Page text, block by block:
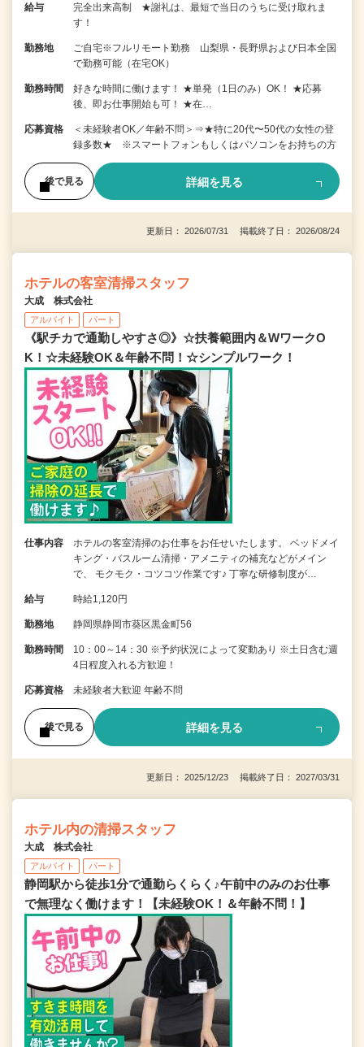
給与
完全出来高制 ★謝礼は、最短で当日のうちに受け取れま
す！
勤務地
ご自宅※フルリモート勤務 山梨県・長野県および日本全国
で勤務可能（在宅OK）
勤務時間
好きな時間に働けます！ ★単発（1日のみ）OK！ ★応募
後、即お仕事開始も可！ ★在…
応募資格
＜未経験者OK／年齢不問＞⇒★特に20代〜50代の女性の登
録多数★ ※スマートフォンもしくはパソコンをお持ちの方
後で見る 詳細を見る
更新日： 2026/07/31 掲載終了日： 2026/08/24
ホテルの客室清掃スタッフ
大成 株式会社
アルバイト パート
《駅チカで通勤しやすさ◎》☆扶養範囲内＆WワークO
K！☆未経験OK＆年齢不問！☆シンプルワーク！
仕事内容
ホテルの客室清掃のお仕事をお任せいたします。 ベッドメイ
キング・バスルーム清掃・アメニティの補充などがメイン
で、 モクモク・コツコツ作業です♪ 丁寧な研修制度が…
給与 時給1,120円
勤務地 静岡県静岡市葵区黒金町56
勤務時間
10：00～14：30 ※予約状況によって変動あり ※土日含む週
4日程度入れる方歓迎！
応募資格 未経験者大歓迎 年齢不問
後で見る 詳細を見る
更新日： 2025/12/23 掲載終了日： 2027/03/31
ホテル内の清掃スタッフ
大成 株式会社
アルバイト パート
静岡駅から徒歩1分で通勤らくらく♪午前中のみのお仕事
で無理なく働けます！【未経験OK！＆年齢不問！】